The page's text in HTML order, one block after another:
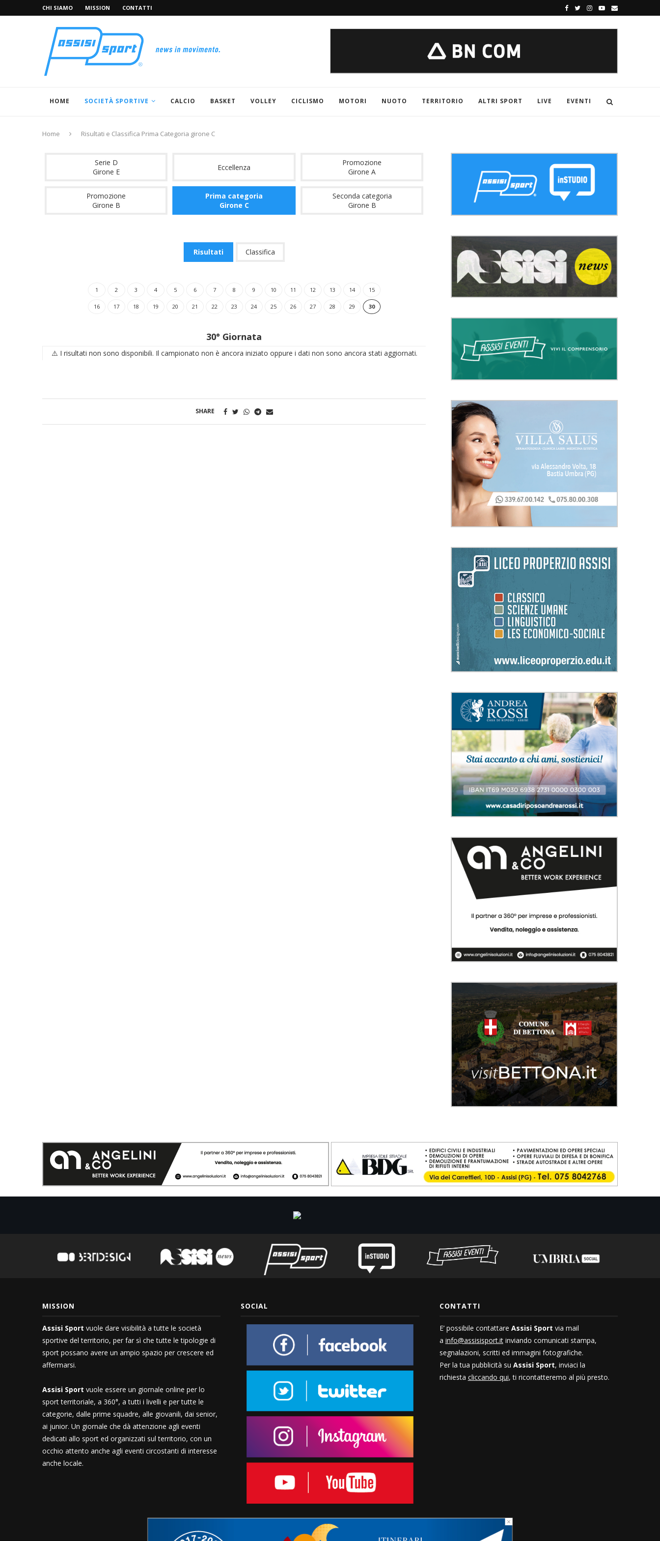
CHI SIAMO MISSION CONTATTI
HOME SOCIETÀ SPORTIVE CALCIO BASKET VOLLEY CICLISMO MOTORI NUOTO TERRITORIO ALTRI SPORT LIVE EVENTI
Home Risultati e Classifica Prima Categoria girone C
Serie D
Girone E
Eccellenza
Promozione
Girone A
Promozione
Girone B
Prima categoria
Girone C
Seconda categoria
Girone B
Risultati Classifica
1 2 3 4 5 6 7 8 9 10 11 12 13 14 15
16 17 18 19 20 21 22 23 24 25 26 27 28 29 30
30° Giornata
⚠️ I risultati non sono disponibili. Il campionato non è ancora iniziato oppure i dati non sono ancora stati aggiornati.
SHARE
MISSION
Assisi Sport vuole dare visibilità a tutte le società
sportive del territorio, per far sì che tutte le tipologie di
sport possano avere un ampio spazio per crescere ed
affermarsi.
Assisi Sport vuole essere un giornale online per lo
sport territoriale, a 360°, a tutti i livelli e per tutte le
categorie, dalle prime squadre, alle giovanili, dai senior,
ai junior. Un giornale che dà attenzione agli eventi
dedicati allo sport ed organizzati sul territorio, con un
occhio attento anche agli eventi circostanti di interesse
anche locale.
SOCIAL CONTATTI
E’ possibile contattare Assisi Sport via mail
a info@assisisport.itinviando comunicati stampa,
segnalazioni, scritti ed immagini fotografiche.
Per la tua pubblicità su Assisi Sport, inviaci la
richiesta cliccando qui, ti ricontatteremo al più presto.
×